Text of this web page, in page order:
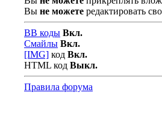
Вы не можете редактировать
BB коды Вкл.
Смайлы Вкл.
[IMG] код Вкл.
HTML код Выкл.
Правила форума